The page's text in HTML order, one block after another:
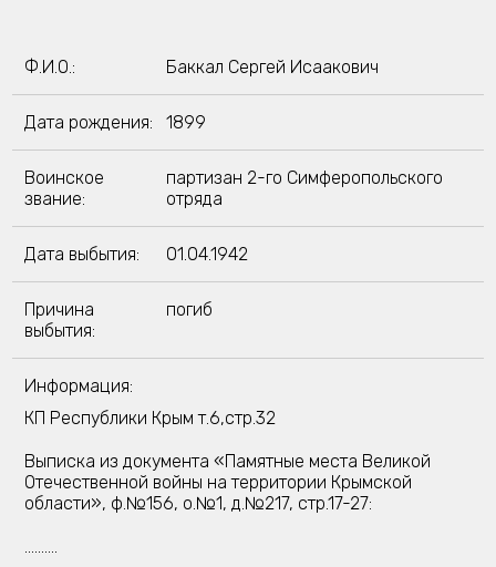
Ф.И.О.: Баккал Сергей Исаакович
Дата рождения: 1899
Воинское
звание:
партизан 2-го Симферопольского
отряда
Дата выбытия: 01.04.1942
Причина
выбытия:
погиб
Информация:
КП Республики Крым т.6,стр.32
Выписка из документа «Памятные места Великой
Отечественной войны на территории Крымской
области», ф.№156, о.№1, д.№217, стр.17-27:
..........